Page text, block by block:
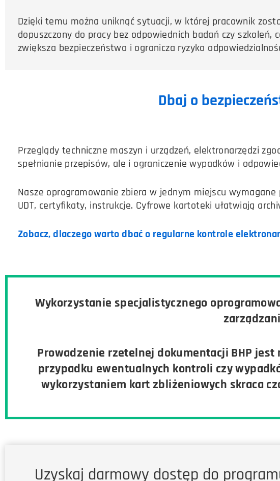
Dzięki temu można uniknąć sytuacji, w której pracownik
dopuszczony do pracy bez odpowiednich badań czy szkoleń,
zwiększa bezpieczeństwo i ogranicza ryzyko
Dbaj o
Przeglądy techniczne maszyn i urządzeń, elektronarzędzi
spełnianie przepisów, ale i ograniczenie wypadków i
Nasze oprogramowanie zbiera w jednym miejscu
UDT, certyfikaty, instrukcje. Cyfrowe kartoteki ułatwiają
Zobacz, dlaczego warto dbać o regularne kontrole
Wykorzystanie specjalistycznego
Prowadzenie rzetelnej dokumentacji BHP
przypadku ewentualnych kontroli czy
wykorzystaniem kart zbliżeniowych skraca
Uzyskaj darmowy dostęp do